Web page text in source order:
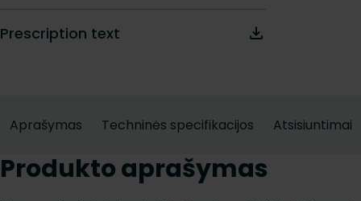
Prescription text
Aprašymas Techninės specifikacijos Atsisiuntimai
Produkto aprašymas